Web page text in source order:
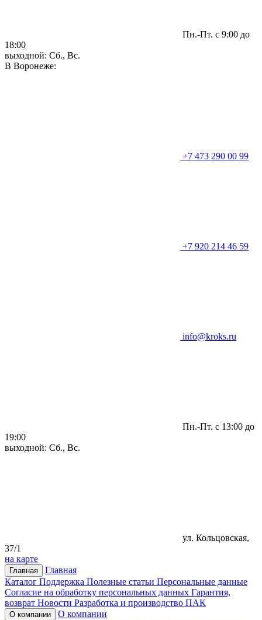
Пн.-Пт. с 9:00 до
18:00
выходной: Сб., Вс.
В Воронеже:
+7 473 290 00 99
+7 920 214 46 59
info@kroks.ru
Пн.-Пт. с 13:00 до
19:00
выходной: Сб., Вс.
ул. Кольцовская,
37/1
на карте
Главная
Главная
Каталог Поддержка Полезные статьи Персональные данные
Согласие на обработку персональных данных Гарантия,
возврат Новости Разработка и производство ПАК
О компании
О компании